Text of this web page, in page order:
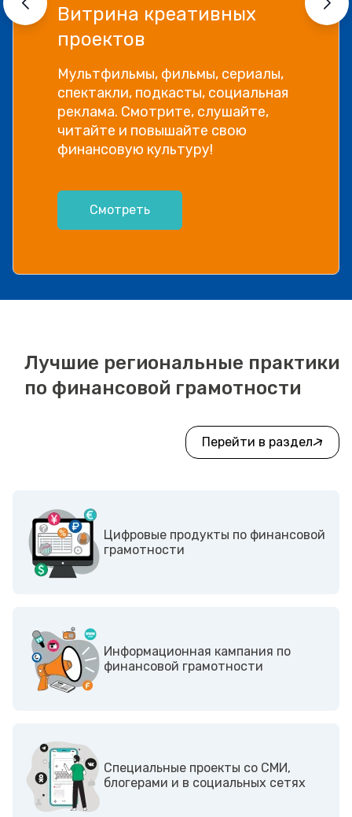
Витрина креативных
проектов
Мультфильмы, фильмы, сериалы,
спектакли, подкасты, социальная
реклама. Смотрите, слушайте,
читайте и повышайте свою
финансовую культуру!
Смотреть
Лучшие региональные практики
по финансовой грамотности
Перейти в раздел
Цифровые продукты по финансовой
грамотности
Информационная кампания по
финансовой грамотности
Cпециальные проекты со СМИ,
блогерами и в социальных сетях